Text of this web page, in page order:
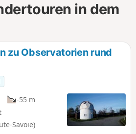
in dem
zu Observatorien rund
-55 m
Savoie)